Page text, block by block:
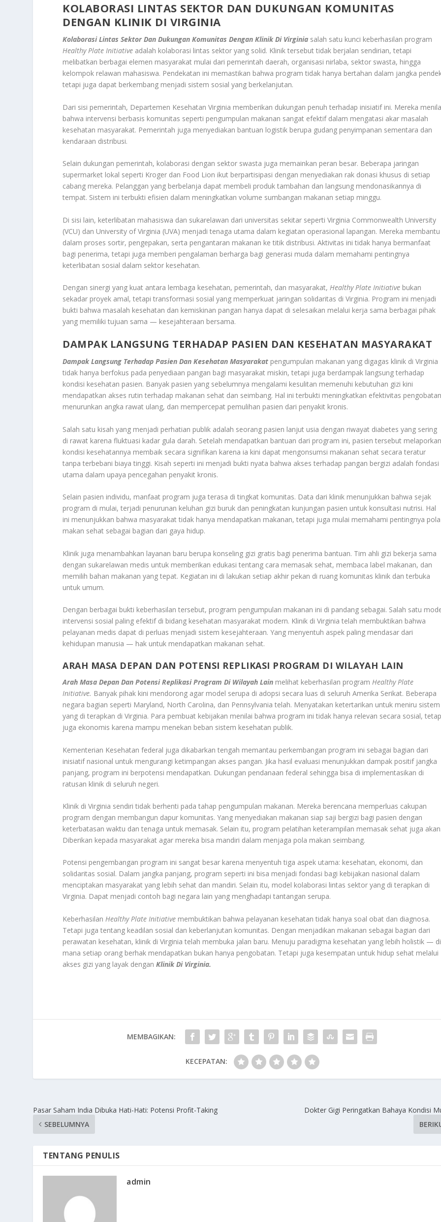
KOLABORASI LINTAS SEKTOR DAN DUKUNGAN KOMUNITAS
DENGAN KLINIK DI VIRGINIA
Kolaborasi Lintas Sektor Dan Dukungan Komunitas Dengan Klinik Di Virginia salah satu kunci keberhasilan program
Healthy Plate Initiative adalah kolaborasi lintas sektor yang solid. Klinik tersebut tidak berjalan sendirian, tetapi
melibatkan berbagai elemen masyarakat mulai dari pemerintah daerah, organisasi nirlaba, sektor swasta, hingga
kelompok relawan mahasiswa. Pendekatan ini memastikan bahwa program tidak hanya bertahan dalam jangka
tetapi juga dapat berkembang menjadi sistem sosial yang berkelanjutan.
Dari sisi pemerintah, Departemen Kesehatan Virginia memberikan dukungan penuh terhadap inisiatif ini. Mereka
bahwa intervensi berbasis komunitas seperti pengumpulan makanan sangat efektif dalam mengatasi akar masalah
kesehatan masyarakat. Pemerintah juga menyediakan bantuan logistik berupa gudang penyimpanan sementara dan
kendaraan distribusi.
Selain dukungan pemerintah, kolaborasi dengan sektor swasta juga memainkan peran besar. Beberapa jaringan
supermarket lokal seperti Kroger dan Food Lion ikut berpartisipasi dengan menyediakan rak donasi khusus di setiap
cabang mereka. Pelanggan yang berbelanja dapat membeli produk tambahan dan langsung mendonasikannya di
tempat. Sistem ini terbukti efisien dalam meningkatkan volume sumbangan makanan setiap minggu.
Di sisi lain, keterlibatan mahasiswa dan sukarelawan dari universitas sekitar seperti Virginia Commonwealth University
(VCU) dan University of Virginia (UVA) menjadi tenaga utama dalam kegiatan operasional lapangan. Mereka membantu
dalam proses sortir, pengepakan, serta pengantaran makanan ke titik distribusi. Aktivitas ini tidak hanya bermanfaat
bagi penerima, tetapi juga memberi pengalaman berharga bagi generasi muda dalam memahami pentingnya
keterlibatan sosial dalam sektor kesehatan.
Dengan sinergi yang kuat antara lembaga kesehatan, pemerintah, dan masyarakat,Healthy Plate Initiative bukan
sekadar proyek amal, tetapi transformasi sosial yang memperkuat jaringan solidaritas di Virginia. Program ini menjadi
bukti bahwa masalah kesehatan dan kemiskinan pangan hanya dapat di selesaikan melalui kerja sama berbagai pihak
yang memiliki tujuan sama — kesejahteraan bersama.
DAMPAK LANGSUNG TERHADAP PASIEN DAN KESEHATAN MASYARAKAT
Dampak Langsung Terhadap Pasien Dan Kesehatan Masyarakat pengumpulan makanan yang digagas klinik di Virginia
tidak hanya berfokus pada penyediaan pangan bagi masyarakat miskin, tetapi juga berdampak langsung terhadap
kondisi kesehatan pasien. Banyak pasien yang sebelumnya mengalami kesulitan memenuhi kebutuhan gizi kini
mendapatkan akses rutin terhadap makanan sehat dan seimbang. Hal ini terbukti meningkatkan efektivitas
menurunkan angka rawat ulang, dan mempercepat pemulihan pasien dari penyakit kronis.
Salah satu kisah yang menjadi perhatian publik adalah seorang pasien lanjut usia dengan riwayat diabetes yang sering
di rawat karena fluktuasi kadar gula darah. Setelah mendapatkan bantuan dari program ini, pasien tersebut
kondisi kesehatannya membaik secara signifikan karena ia kini dapat mengonsumsi makanan sehat secara teratur
tanpa terbebani biaya tinggi. Kisah seperti ini menjadi bukti nyata bahwa akses terhadap pangan bergizi adalah fondasi
utama dalam upaya pencegahan penyakit kronis.
Selain pasien individu, manfaat program juga terasa di tingkat komunitas. Data dari klinik menunjukkan bahwa sejak
program di mulai, terjadi penurunan keluhan gizi buruk dan peningkatan kunjungan pasien untuk konsultasi nutrisi. Hal
ini menunjukkan bahwa masyarakat tidak hanya mendapatkan makanan, tetapi juga mulai memahami pentingnya pola
makan sehat sebagai bagian dari gaya hidup.
Klinik juga menambahkan layanan baru berupa konseling gizi gratis bagi penerima bantuan. Tim ahli gizi bekerja sama
dengan sukarelawan medis untuk memberikan edukasi tentang cara memasak sehat, membaca label makanan, dan
memilih bahan makanan yang tepat. Kegiatan ini di lakukan setiap akhir pekan di ruang komunitas klinik dan terbuka
untuk umum.
Dengan berbagai bukti keberhasilan tersebut, program pengumpulan makanan ini di pandang sebagai. Salah satu
intervensi sosial paling efektif di bidang kesehatan masyarakat modern. Klinik di Virginia telah membuktikan bahwa
pelayanan medis dapat di perluas menjadi sistem kesejahteraan. Yang menyentuh aspek paling mendasar dari
kehidupan manusia — hak untuk mendapatkan makanan sehat.
ARAH MASA DEPAN DAN POTENSI REPLIKASI PROGRAM DI WILAYAH LAIN
Arah Masa Depan Dan Potensi Replikasi Program Di Wilayah Lain melihat keberhasilan programHealthy Plate
Initiative. Banyak pihak kini mendorong agar model serupa di adopsi secara luas di seluruh Amerika Serikat. Beberapa
negara bagian seperti Maryland, North Carolina, dan Pennsylvania telah. Menyatakan ketertarikan untuk meniru sistem
yang di terapkan di Virginia. Para pembuat kebijakan menilai bahwa program ini tidak hanya relevan secara sosial,
juga ekonomis karena mampu menekan beban sistem kesehatan publik.
Kementerian Kesehatan federal juga dikabarkan tengah memantau perkembangan program ini sebagai bagian dari
inisiatif nasional untuk mengurangi ketimpangan akses pangan. Jika hasil evaluasi menunjukkan dampak positif jangka
panjang, program ini berpotensi mendapatkan. Dukungan pendanaan federal sehingga bisa di implementasikan di
ratusan klinik di seluruh negeri.
Klinik di Virginia sendiri tidak berhenti pada tahap pengumpulan makanan. Mereka berencana memperluas cakupan
program dengan membangun dapur komunitas. Yang menyediakan makanan siap saji bergizi bagi pasien dengan
keterbatasan waktu dan tenaga untuk memasak. Selain itu, program pelatihan keterampilan memasak sehat juga
Diberikan kepada masyarakat agar mereka bisa mandiri dalam menjaga pola makan seimbang.
Potensi pengembangan program ini sangat besar karena menyentuh tiga aspek utama: kesehatan, ekonomi, dan
solidaritas sosial. Dalam jangka panjang, program seperti ini bisa menjadi fondasi bagi kebijakan nasional dalam
menciptakan masyarakat yang lebih sehat dan mandiri. Selain itu, model kolaborasi lintas sektor yang di terapkan di
Virginia. Dapat menjadi contoh bagi negara lain yang menghadapi tantangan serupa.
KeberhasilanHealthy Plate Initiative membuktikan bahwa pelayanan kesehatan tidak hanya soal obat dan diagnosa.
Tetapi juga tentang keadilan sosial dan keberlanjutan komunitas. Dengan menjadikan makanan sebagai bagian dari
perawatan kesehatan, klinik di Virginia telah membuka jalan baru. Menuju paradigma kesehatan yang lebih holistik — di
mana setiap orang berhak mendapatkan bukan hanya pengobatan. Tetapi juga kesempatan untuk hidup sehat melalui
akses gizi yang layak denganKlinik Di Virginia.
MEMBAGIKAN:
KECEPATAN:
Pasar Saham India Dibuka Hati-Hati: Potensi Profit-Taking
SEBELUMNYA
Dokter Gigi Peringatkan Bahaya Kondisi
TENTANG PENULIS
admin